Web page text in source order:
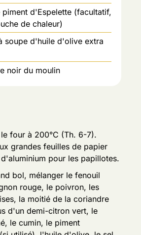
piment d'Espelette (facultatif,
de chaleur)
soupe d'huile d'olive extra
noir du moulin
four à 200°C (Th. 6-7).
grandes feuilles de papier
pour les papillotes.
bol, mélanger le fenouil
rouge, le poivron, les
la moitié de la coriandre
d'un demi-citron vert, le
le cumin, le piment